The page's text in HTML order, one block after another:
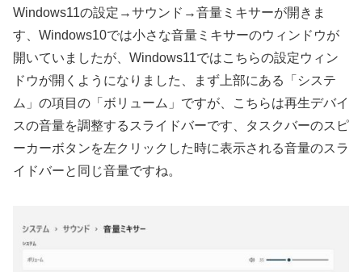
Windows11の設定→サウンド→音量ミキサーが開きま
す、Windows10では小さな音量ミキサーのウィンドウが
開いていましたが、Windows11ではこちらの設定ウィン
ドウが開くようになりました、まず上部にある「システ
ム」の項目の「ボリューム」ですが、こちらは再生デバイ
スの音量を調整するスライドバーです、タスクバーのスピ
ーカーボタンを左クリックした時に表示される音量のスラ
イドバーと同じ音量ですね。